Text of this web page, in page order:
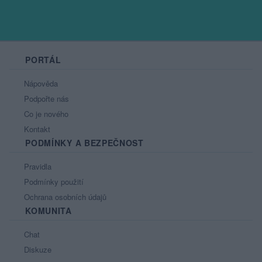
PORTÁL
Nápověda
Podpořte nás
Co je nového
Kontakt
PODMÍNKY A BEZPEČNOST
Pravidla
Podmínky použití
Ochrana osobních údajů
KOMUNITA
Chat
Diskuze